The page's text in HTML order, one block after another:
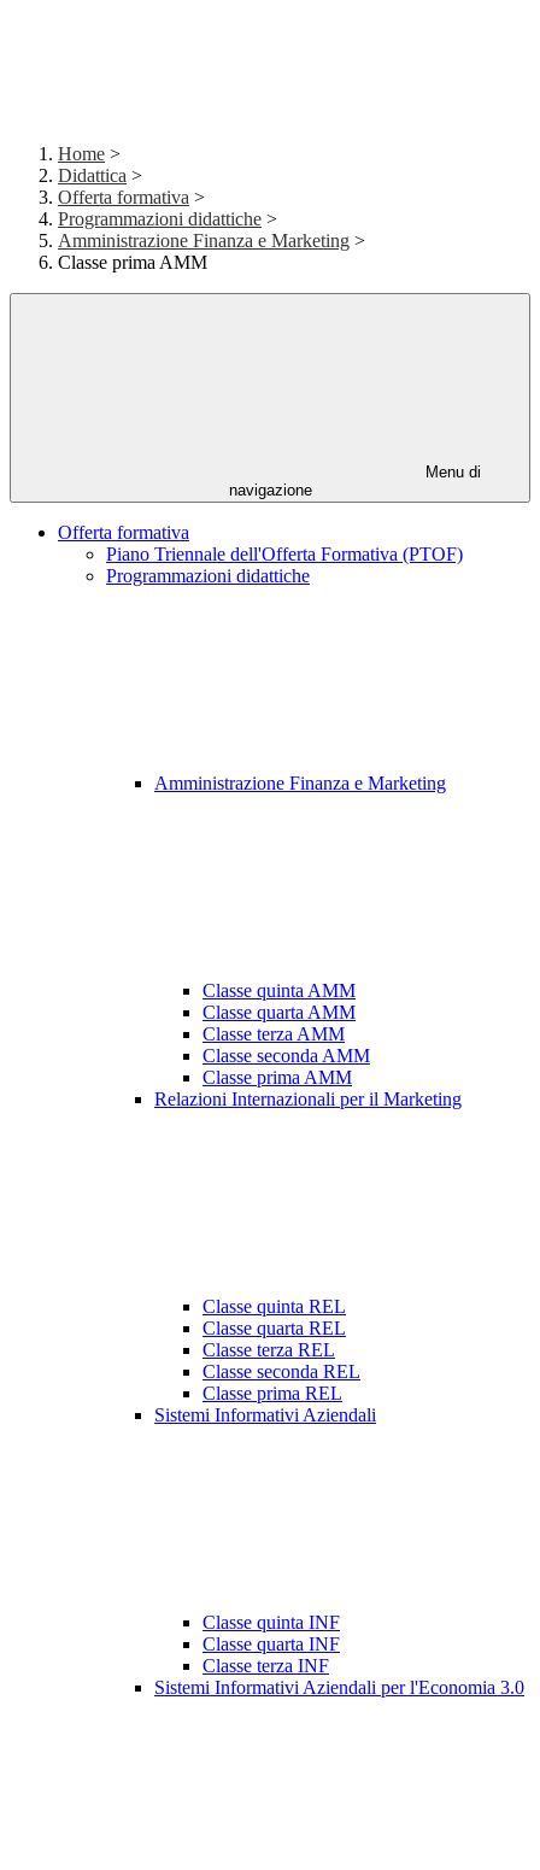
Home >
Didattica >
Offerta formativa >
Programmazioni didattiche >
Amministrazione Finanza e Marketing >
Classe prima AMM
Menu di
navigazione
Offerta formativa
Piano Triennale dell'Offerta Formativa (PTOF)
Programmazioni didattiche
Amministrazione Finanza e Marketing
Classe quinta AMM
Classe quarta AMM
Classe terza AMM
Classe seconda AMM
Classe prima AMM
Relazioni Internazionali per il Marketing
Classe quinta REL
Classe quarta REL
Classe terza REL
Classe seconda REL
Classe prima REL
Sistemi Informativi Aziendali
Classe quinta INF
Classe quarta INF
Classe terza INF
Sistemi Informativi Aziendali per l'Economia 3.0